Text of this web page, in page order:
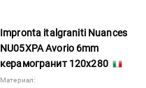
Impronta italgraniti Nuances
NU05XPA Avorio 6mm
керамогранит 120x280
Материал: